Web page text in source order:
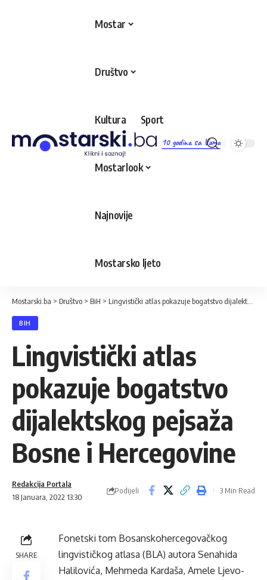
10 godina sa Vama
Mostar
Društvo
Kultura Sport
Mostarlook
Najnovije
Mostarsko ljeto
Mostarski.ba > Društvo > BiH > Lingvistički atlas pokazuje bogatstvo dijalektskog pejsaža Bosne i Hercegovine
BIH
Lingvistički atlas
pokazuje bogatstvo
dijalektskog pejsaža
Bosne i Hercegovine
18 Januara, 2022 13:30
Redakcija Portala
Podijeli 3 Min Read
SHARE
Fonetski tom Bosanskohercegovačkog
lingvističkog atlasa (BLA) autora Senahida
Halilovića, Mehmeda Kardaša, Amele Ljevo-